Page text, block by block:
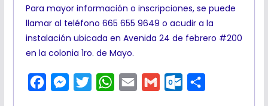
Para mayor información o inscripciones, se puede
llamar al teléfono 665 655 9649 o acudir a la
instalación ubicada en Avenida 24 de febrero #200
en la colonia 1ro. de Mayo.
M
W